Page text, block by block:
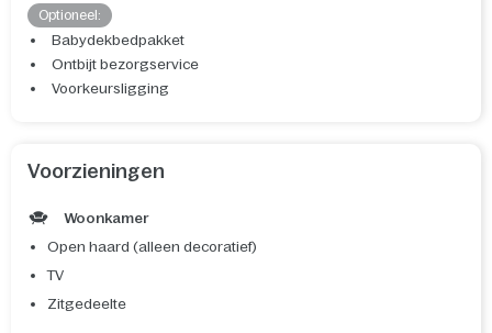
Optioneel:
Babydekbedpakket
Ontbijt bezorgservice
Voorkeursligging
Voorzieningen
Woonkamer
Open haard (alleen decoratief)
TV
Zitgedeelte